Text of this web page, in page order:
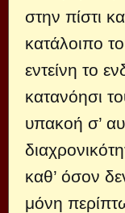
στην πίστι
κατάλοιπο
εντείνη το
κατανόησι
υπακοή σ’
καθ’ όσον
μόνη